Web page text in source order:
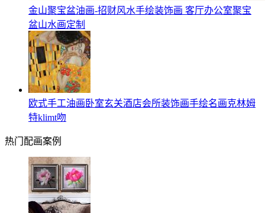
金山聚宝盆油画-招财风水手绘装饰画 客厅办公室聚宝
盆山水画定制
欧式手工油画卧室玄关酒店会所装饰画手绘名画克林姆
特klimt吻
热门配画案例